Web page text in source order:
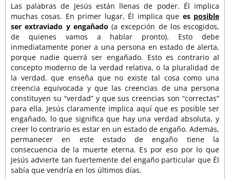
Las palabras de Jesús están llenas de poder. Él implica
muchas cosas. En primer lugar, Él implica que es posible
ser extraviado y engañado (a excepción de los escogidos,
de quienes vamos a hablar pronto). Esto debe
inmediatamente poner a una persona en estado de alerta,
porque nadie querrá ser engañado. Esto es contrario al
concepto moderno de la verdad relativa, o la pluralidad de
la verdad, que enseña que no existe tal cosa como una
creencia equivocada y que las creencias de una persona
constituyen su “verdad” y que sus creencias son “correctas”
para ella. Jesús claramente implica aquí que es posible ser
engañado, lo que significa que hay una verdad absoluta, y
creer lo contrario es estar en un estado de engaño. Además,
permanecer en este estado de engaño tiene la
consecuencia de la muerte eterna. Es por eso por lo que
Jesús advierte tan fuertemente del engaño particular que Él
sabía que vendría en los últimos días.